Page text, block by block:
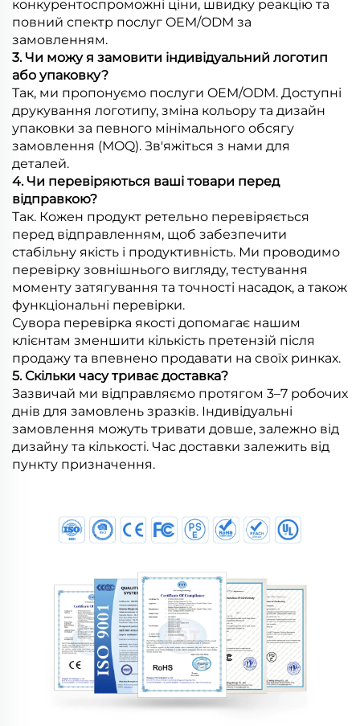
конкурентоспроможні ціни, швидку реакцію та
повний спектр послуг OEM/ODM за
замовленням.
3. Чи можу я замовити індивідуальний логотип
або упаковку?
Так, ми пропонуємо послуги OEM/ODM. Доступні
друкування логотипу, зміна кольору та дизайн
упаковки за певного мінімального обсягу
замовлення (MOQ). Зв'яжіться з нами для
деталей.
4. Чи перевіряються ваші товари перед
відправкою?
Так. Кожен продукт ретельно перевіряється
перед відправленням, щоб забезпечити
стабільну якість і продуктивність. Ми проводимо
перевірку зовнішнього вигляду, тестування
моменту затягування та точності насадок, а також
функціональні перевірки.
Сувора перевірка якості допомагає нашим
клієнтам зменшити кількість претензій після
продажу та впевнено продавати на своїх ринках.
5. Скільки часу триває доставка?
Зазвичай ми відправляємо протягом 3–7 робочих
днів для замовлень зразків. Індивідуальні
замовлення можуть тривати довше, залежно від
дизайну та кількості. Час доставки залежить від
пункту призначення.